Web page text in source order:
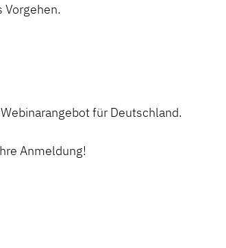
Vorgehen.
für Deutschland.
Anmeldung!